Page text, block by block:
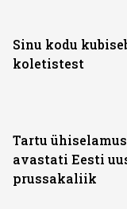
Sinu kodu
koletistest
Tartu
avastati Eesti
prussakaliik